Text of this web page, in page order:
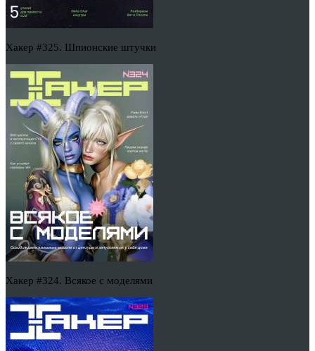
Хакер #325. Шпионские штучки
Хакер #324. Всякое с моделями